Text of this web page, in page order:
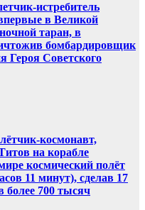
истребитель
в Великой
таран, в
бомбардировщик
Героя Советского
космонавт,
на корабле
космический полёт
11 минут), сделав 17
более 700 тысяч